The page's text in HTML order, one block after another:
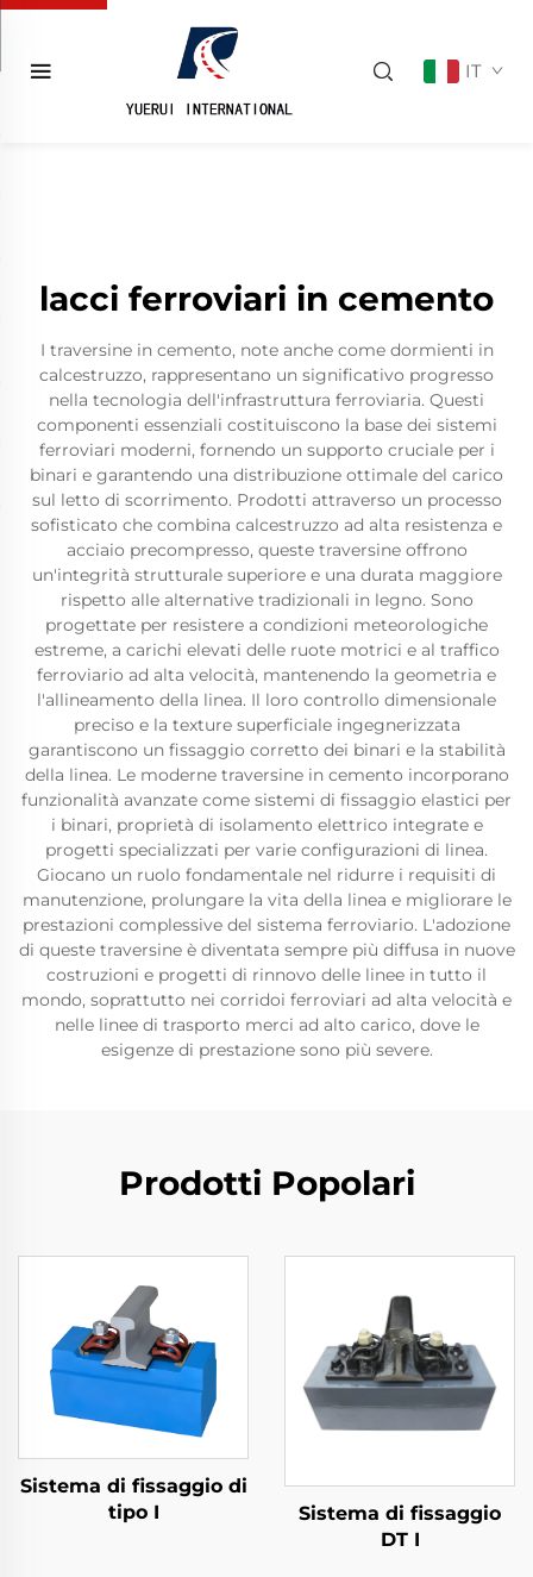
IT
lacci ferroviari in cemento
I traversine in cemento, note anche come dormienti in
calcestruzzo, rappresentano un significativo progresso
nella tecnologia dell'infrastruttura ferroviaria. Questi
componenti essenziali costituiscono la base dei sistemi
ferroviari moderni, fornendo un supporto cruciale per i
binari e garantendo una distribuzione ottimale del carico
sul letto di scorrimento. Prodotti attraverso un processo
sofisticato che combina calcestruzzo ad alta resistenza e
acciaio precompresso, queste traversine offrono
un'integrità strutturale superiore e una durata maggiore
rispetto alle alternative tradizionali in legno. Sono
progettate per resistere a condizioni meteorologiche
estreme, a carichi elevati delle ruote motrici e al traffico
ferroviario ad alta velocità, mantenendo la geometria e
l'allineamento della linea. Il loro controllo dimensionale
preciso e la texture superficiale ingegnerizzata
garantiscono un fissaggio corretto dei binari e la stabilità
della linea. Le moderne traversine in cemento incorporano
funzionalità avanzate come sistemi di fissaggio elastici per
i binari, proprietà di isolamento elettrico integrate e
progetti specializzati per varie configurazioni di linea.
Giocano un ruolo fondamentale nel ridurre i requisiti di
manutenzione, prolungare la vita della linea e migliorare le
prestazioni complessive del sistema ferroviario. L'adozione
di queste traversine è diventata sempre più diffusa in nuove
costruzioni e progetti di rinnovo delle linee in tutto il
mondo, soprattutto nei corridoi ferroviari ad alta velocità e
nelle linee di trasporto merci ad alto carico, dove le
esigenze di prestazione sono più severe.
Prodotti Popolari
Sistema di fissaggio di
tipo I
Sistema di fissaggio
DT I